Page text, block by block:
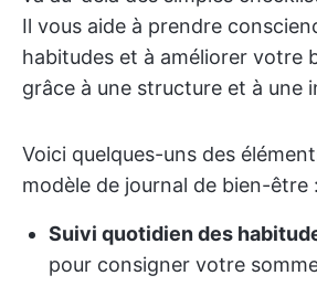
Il vous aide à prendre
habitudes et à améliorer votre
grâce à une structure et à une
Voici quelques-uns des
modèle de journal de bien-être :
Suivi quotidien des
pour consigner votre